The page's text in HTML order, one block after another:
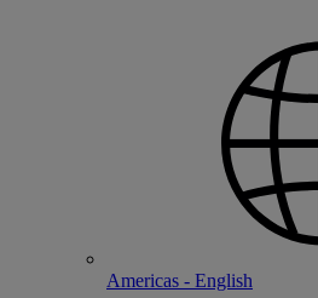
Americas - English